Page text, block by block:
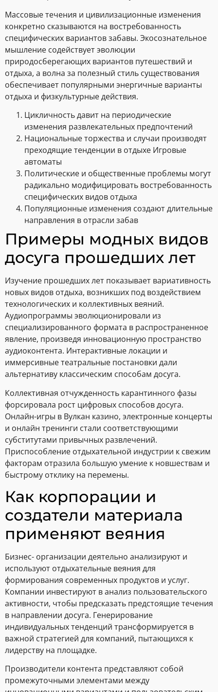
Массовые течения и цивилизационные изменения
конкретно сказываются на востребованность
специфических вариантов забавы. Экосознательное
мышление содействует эволюции
природосберегающих вариантов путешествий и
отдыха, а волна за полезный стиль существования
обеспечивает популярными энергичные варианты
отдыха и физкультурные действия.
Цикличность давит на периодические
изменения развлекательных предпочтений
Национальные торжества и случаи производят
преходящие тенденции в отдыхе Игровые
автоматы
Политические и общественные проблемы могут
радикально модифицировать востребованность
специфических видов отдыха
Популяционные изменения создают длительные
направления в отрасли забав
Примеры модных видов
досуга прошедших лет
Изучение прошедших лет показывает вариативность
новых видов отдыха, возникших под воздействием
технологических и коллективных веяний.
Аудиопрограммы эволюционировали из
специализированного формата в распространенное
явление, произведя инновационную пространство
аудиоконтента. Интерактивные локации и
иммерсивные театральные постановки дали
альтернативу классическим способам досуга.
Коллективная отчужденность карантинного фазы
форсировала рост цифровых способов досуга.
Онлайн-игры в Вулкан казино, электронные концерты
и онлайн тренинги стали соответствующими
субститутами привычных развлечений.
Приспособление отдыхательной индустрии к свежим
факторам отразила большую умение к новшествам и
быстрому отклику на перемены.
Как корпорации и
создатели материала
применяют веяния
Бизнес- организации деятельно анализируют и
используют отдыхательные веяния для
формирования современных продуктов и услуг.
Компании инвестируют в анализ пользовательского
активности, чтобы предсказать предстоящие течения
в направлении досуга. Генерирование
индивидуальных тенденций трансформируется в
важной стратегией для компаний, пытающихся к
лидерству на площадке.
Производители контента представляют собой
промежуточными элементами между